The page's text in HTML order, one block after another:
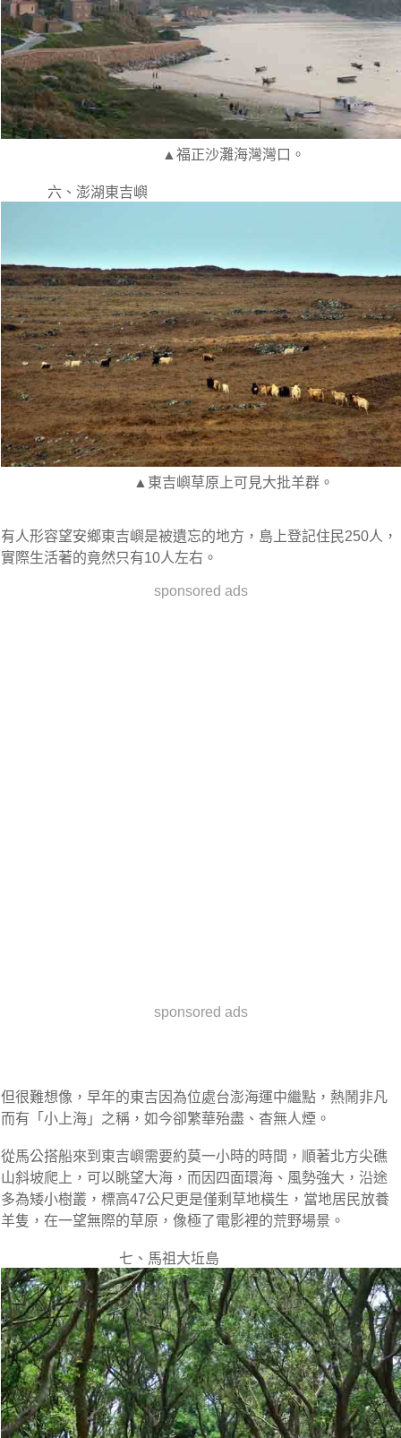
▲福正沙灘海灣灣口。
六、澎湖東吉嶼
▲東吉嶼草原上可見大批羊群。
有人形容望安鄉東吉嶼是被遺忘的地方，島上登記住民250人，
實際生活著的竟然只有10人左右。
sponsored ads
sponsored ads
但很難想像，早年的東吉因為位處台澎海運中繼點，熱鬧非凡
而有「小上海」之稱，如今卻繁華殆盡、杳無人煙。
從馬公搭船來到東吉嶼需要約莫一小時的時間，順著北方尖礁
山斜坡爬上，可以眺望大海，而因四面環海、風勢強大，沿途
多為矮小樹叢，標高47公尺更是僅剩草地橫生，當地居民放養
羊隻，在一望無際的草原，像極了電影裡的荒野場景。
七、馬祖大坵島